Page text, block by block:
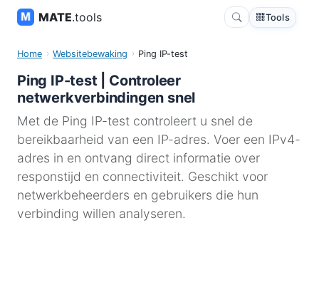
MATE.tools Tools
Home Websitebewaking Ping IP-test
Ping IP-test | Controleer
netwerkverbindingen snel
Met de Ping IP-test controleert u snel de
bereikbaarheid van een IP-adres. Voer een IPv4-
adres in en ontvang direct informatie over
responstijd en connectiviteit. Geschikt voor
netwerkbeheerders en gebruikers die hun
verbinding willen analyseren.